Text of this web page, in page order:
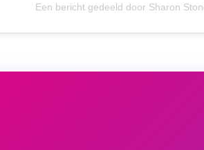
Een bericht gedeeld door Sharon